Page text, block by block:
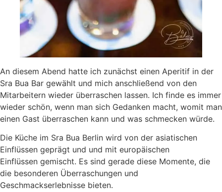
An diesem Abend hatte ich zunächst einen Aperitif in der
Sra Bua Bar gewählt und mich anschließend von den
Mitarbeitern wieder überraschen lassen. Ich finde es immer
wieder schön, wenn man sich Gedanken macht, womit man
einen Gast überraschen kann und was schmecken würde.
Die Küche im Sra Bua Berlin wird von der asiatischen
Einflüssen geprägt und und mit europäischen
Einflüssen gemischt. Es sind gerade diese Momente, die
die besonderen Überraschungen und
Geschmackserlebnisse bieten.